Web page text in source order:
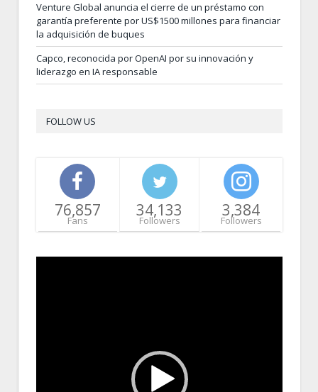
Venture Global anuncia el cierre de un préstamo con
garantía preferente por US$1500 millones para financiar
la adquisición de buques
Capco, reconocida por OpenAI por su innovación y
liderazgo en IA responsable
FOLLOW US
76,857
Fans
34,133
Followers
3,384
Followers